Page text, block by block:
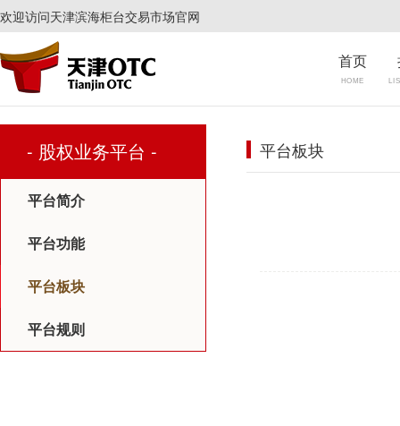
欢迎访问天津滨海柜台交易市场官网
首页
HOME
- 股权业务平台 -
平台简介
平台功能
平台板块
平台规则
平台板块